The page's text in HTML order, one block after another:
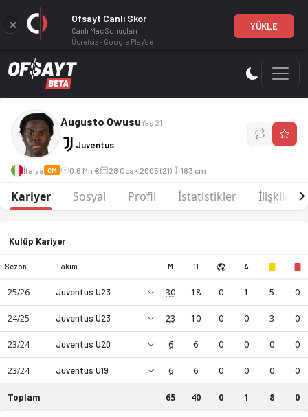
Augusto Owusu, CM mevkiinde profesyonel bir futbol
Augusto Owusu, CM mevkiinde profesyonel bir futbol
Augusto OwusuYaş 21
Juventus
İtalya CM 0.6 Mn € 28 Ocak 2005 (21) 183 cm
Kariyer Sosyal Profil İstatistikler İlişkiler
Kulüp Kariyer
Sezon Takım M 11 A
25/26 Juventus U23 30 18 0 1 5 0
24/25 Juventus U23 23 10 0 0 3 0
23/24 Juventus U20 6 6 0 0 0 0
23/24 Juventus U19 6 6 0 0 0 0
Toplam 65 40 0 1 8 0
Ofsayt Canlı Skor
Canlı Maç Sonuçları
Ücretsiz - Google Play'de
YÜKLE